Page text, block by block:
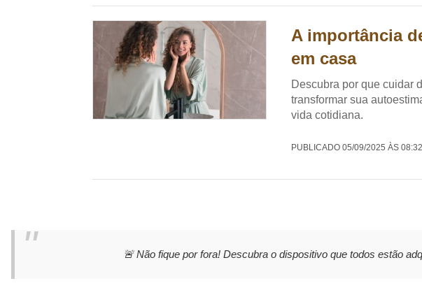
A importância
em casa
Descubra por que cuidar
transformar sua
vida cotidiana.
PUBLICADO 05/09/2025 ÀS
🚨 Não fique por fora! Descubra o dispositivo que todos estão